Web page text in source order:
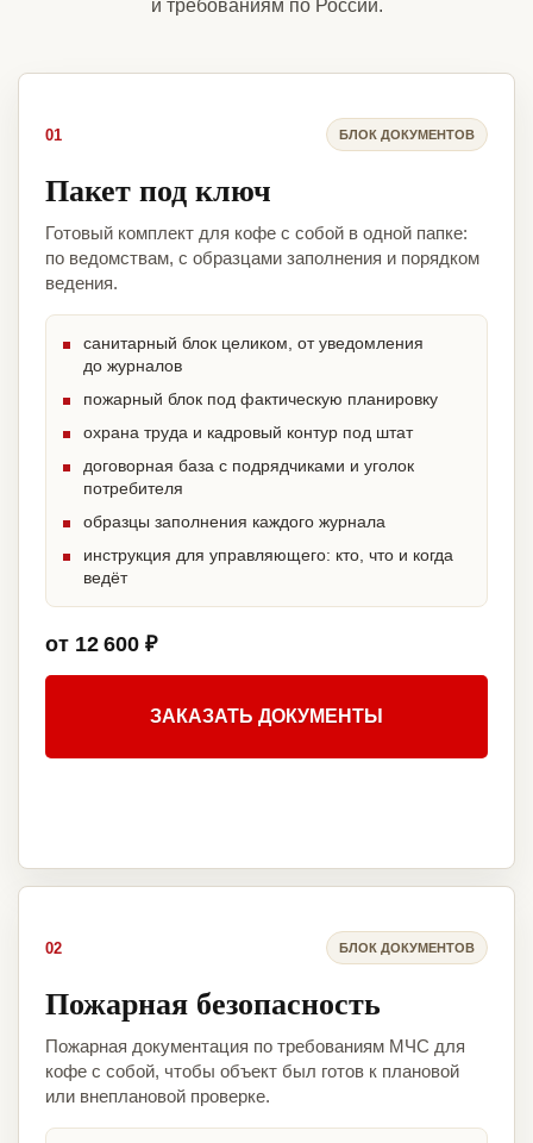
и требованиям по России.
01 БЛОК ДОКУМЕНТОВ
Пакет под ключ
Готовый комплект для кофе с собой в одной папке:
по ведомствам, с образцами заполнения и порядком
ведения.
санитарный блок целиком, от уведомления
до журналов
пожарный блок под фактическую планировку
охрана труда и кадровый контур под штат
договорная база с подрядчиками и уголок
потребителя
образцы заполнения каждого журнала
инструкция для управляющего: кто, что и когда
ведёт
от 12 600 ₽
ЗАКАЗАТЬ ДОКУМЕНТЫ
02 БЛОК ДОКУМЕНТОВ
Пожарная безопасность
Пожарная документация по требованиям МЧС для
кофе с собой, чтобы объект был готов к плановой
или внеплановой проверке.